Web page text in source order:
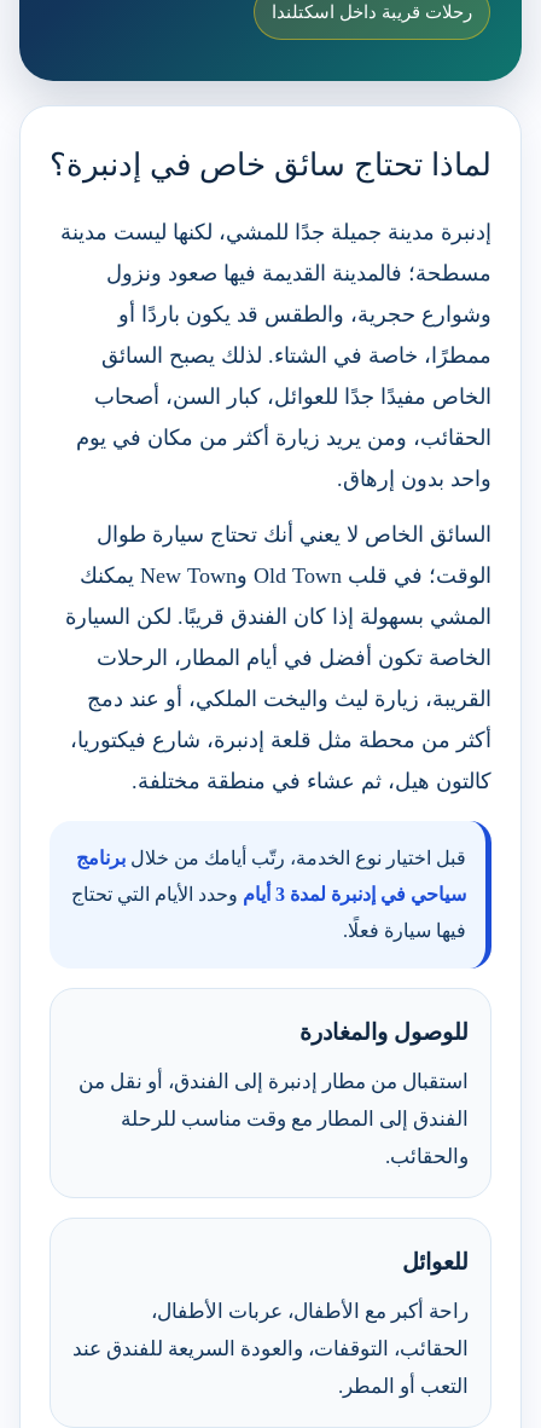
رحلات قريبة داخل اسكتلندا
لماذا تحتاج سائق خاص في إدنبرة؟
إدنبرة مدينة جميلة جدًا للمشي، لكنها ليست مدينة
مسطحة؛ فالمدينة القديمة فيها صعود ونزول
وشوارع حجرية، والطقس قد يكون باردًا أو
ممطرًا، خاصة في الشتاء. لذلك يصبح السائق
الخاص مفيدًا جدًا للعوائل، كبار السن، أصحاب
الحقائب، ومن يريد زيارة أكثر من مكان في يوم
واحد بدون إرهاق.
السائق الخاص لا يعني أنك تحتاج سيارة طوال
الوقت؛ في قلب Old Town وNew Town يمكنك
المشي بسهولة إذا كان الفندق قريبًا. لكن السيارة
الخاصة تكون أفضل في أيام المطار، الرحلات
القريبة، زيارة ليث واليخت الملكي، أو عند دمج
أكثر من محطة مثل قلعة إدنبرة، شارع فيكتوريا،
كالتون هيل، ثم عشاء في منطقة مختلفة.
قبل اختيار نوع الخدمة، رتّب أيامك من خلال برنامج
سياحي في إدنبرة لمدة 3 أيام
وحدد الأيام التي تحتاج
فيها سيارة فعلًا.
للوصول والمغادرة
استقبال من مطار إدنبرة إلى الفندق، أو نقل من
الفندق إلى المطار مع وقت مناسب للرحلة
والحقائب.
للعوائل
راحة أكبر مع الأطفال، عربات الأطفال،
الحقائب، التوقفات، والعودة السريعة للفندق عند
التعب أو المطر.